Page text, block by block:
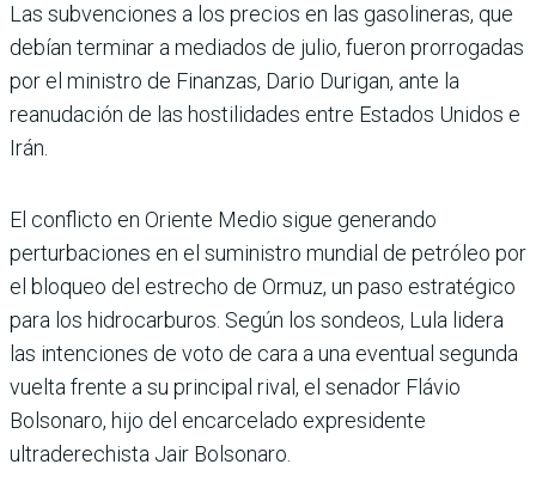
Las subvenciones a los precios en las gasolineras, que
debían terminar a mediados de julio, fueron prorrogadas
por el ministro de Finanzas, Dario Durigan, ante la
reanudación de las hostilidades entre Estados Unidos e
Irán.
El conflicto en Oriente Medio sigue generando
perturbaciones en el suministro mundial de petróleo por
el bloqueo del estrecho de Ormuz, un paso estratégico
para los hidrocarburos. Según los sondeos, Lula lidera
las intenciones de voto de cara a una eventual segunda
vuelta frente a su principal rival, el senador Flávio
Bolsonaro, hijo del encarcelado expresidente
ultraderechista Jair Bolsonaro.